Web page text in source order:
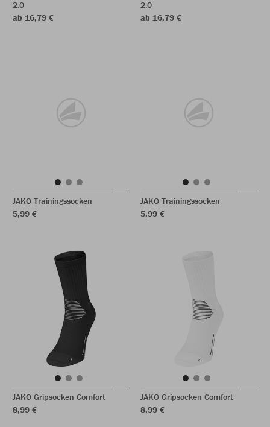
2.0
ab 16,79 €
2.0
ab 16,79 €
JAKO Trainingssocken
5,99 €
JAKO Trainingssocken
5,99 €
JAKO Gripsocken Comfort
8,99 €
JAKO Gripsocken Comfort
8,99 €